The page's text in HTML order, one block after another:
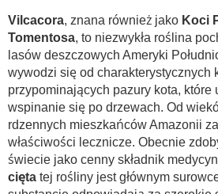
Vilcacora, znana również jako Koci
Tomentosa, to niezwykła roślina
lasów deszczowych Ameryki
wywodzi się od charakterystycznych
przypominających pazury kota, które
wspinanie się po drzewach. Od
rdzennych mieszkańców Amazonii
właściwości lecznicze. Obecnie
świecie jako cenny składnik
cięta tej rośliny jest głównym